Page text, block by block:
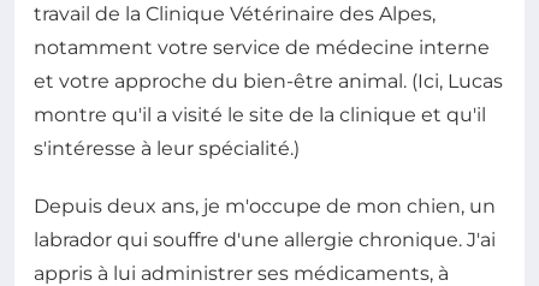
travail de la Clinique Vétérinaire des Alpes,
notamment votre service de médecine interne
et votre approche du bien-être animal. (Ici, Lucas
montre qu'il a visité le site de la clinique et qu'il
s'intéresse à leur spécialité.)
Depuis deux ans, je m'occupe de mon chien, un
labrador qui souffre d'une allergie chronique. J'ai
appris à lui administrer ses médicaments, à